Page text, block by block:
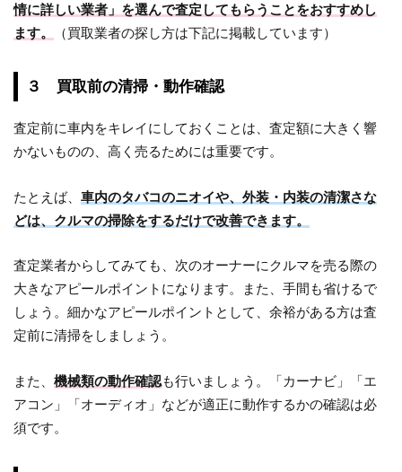
情に詳しい業者」を選んで査定してもらうことをおすすめし
ます。
（買取業者の探し方は下記に掲載しています）
３ 買取前の清掃・動作確認
査定前に車内をキレイにしておくことは、査定額に大きく響
かないものの、高く売るためには重要です。
たとえば、車内のタバコのニオイや、外装・内装の清潔さな
どは、クルマの掃除をするだけで改善できます。
査定業者からしてみても、次のオーナーにクルマを売る際の
大きなアピールポイントになります。また、手間も省けるで
しょう。細かなアピールポイントとして、余裕がある方は査
定前に清掃をしましょう。
また、機械類の動作確認も行いましょう。「カーナビ」「エ
アコン」「オーディオ」などが適正に動作するかの確認は必
須です。